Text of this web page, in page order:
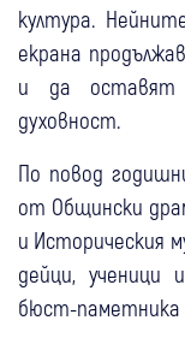
култура.
екрана
и да оставят
духовност.
По повод
от Общински
и Историческия
дейци, ученици
бюст-паметника